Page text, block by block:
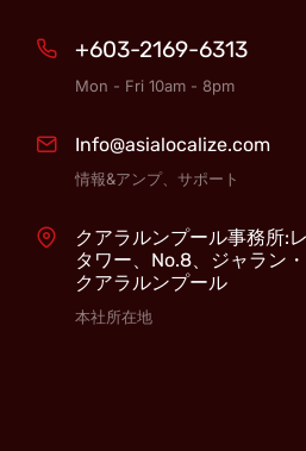
+603-2169-6313
Mon - Fri 10am - 8pm
Info@asialocalize.com
情報&アンプ、サポート
クアラルンプール事務所:
タワー、No.8、ジャラン
クアラルンプール
本社所在地